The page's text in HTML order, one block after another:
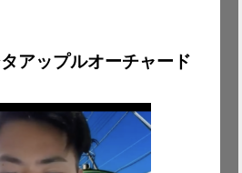
アップルオーチャード